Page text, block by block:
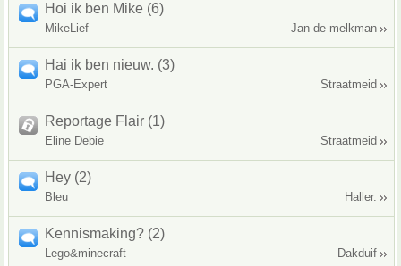
Hoi ik ben Mike (6)
MikeLief Jan de melkman
Hai ik ben nieuw. (3)
PGA-Expert Straatmeid
Reportage Flair (1)
Eline Debie Straatmeid
Hey (2)
Bleu Haller.
Kennismaking? (2)
Lego&minecraft Dakduif